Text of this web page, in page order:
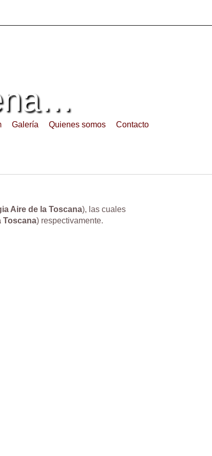
Galería Quienes somos Contacto
Aire de la Toscana), las cuales
Toscana) respectivamente.